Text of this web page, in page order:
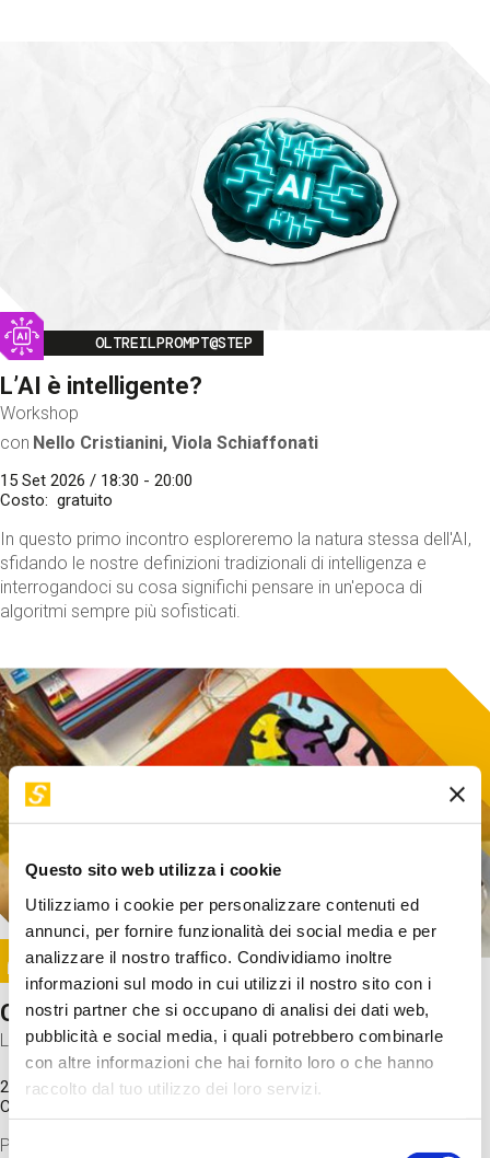
Questo sito web utilizza i cookie
Utilizziamo i cookie per personalizzare contenuti ed
annunci, per fornire funzionalità dei social media e per
analizzare il nostro traffico. Condividiamo inoltre
informazioni sul modo in cui utilizzi il nostro sito con i
nostri partner che si occupano di analisi dei dati web,
pubblicità e social media, i quali potrebbero combinarle
con altre informazioni che hai fornito loro o che hanno
raccolto dal tuo utilizzo dei loro servizi.
Selezione
Image
OLTREILPROMPT@STEP
L’AI è intelligente?
Workshop
con Nello Cristianini, Viola Schiaffonati
15 Set 2026 / 18:30 - 20:00
Costo
gratuito
In questo primo incontro esploreremo la natura stessa dell'AI,
sfidando le nostre definizioni tradizionali di intelligenza e
interrogandoci su cosa significhi pensare in un'epoca di
algoritmi sempre più sofisticati.
Image
SUNDAY@STEP
Come funziona il cervello?
Laboratorio
20 Set 2026 / 11:15 - 13:00
Costo
Proveremo a costruire un cervello in cartoncino cercando di